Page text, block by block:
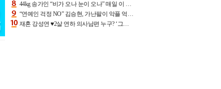
44kg 송가인 “비가 오나 눈이 오나” 매일 이 운동, 허벅지 근육량 상승+체지방 감소
“연예인 걱정 NO” 김승현, 가난팔이 악플 억울할만‥아내+딸과 日 여행
재혼 강성연 ♥2살 연하 의사남편 누구? ‘그알’ 자문의에 훈남 비주얼 초엘리트 스펙 [종합]